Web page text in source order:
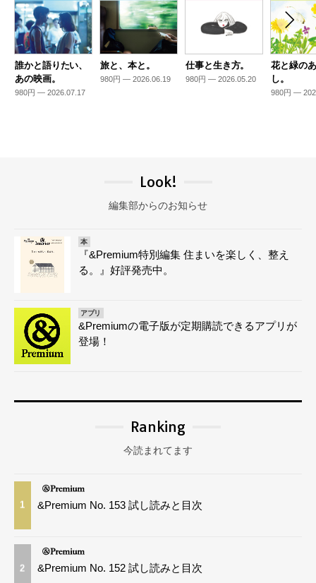
誰かと語りたい、
あの映画。
980円 — 2026.07.17
旅と、本と。
980円 — 2026.06.19
仕事と生き方。
980円 — 2026.05.20
花と緑の
し。
980円 —
Look!
編集部からのお知らせ
本
『&Premium特別編集 住まいを楽しく、整え
る。』好評発売中。
アプリ
&Premiumの電子版が定期購読できるアプリが
登場！
Ranking
今読まれてます
1 &Premium No. 153 試し読みと目次
2 &Premium No. 152 試し読みと目次